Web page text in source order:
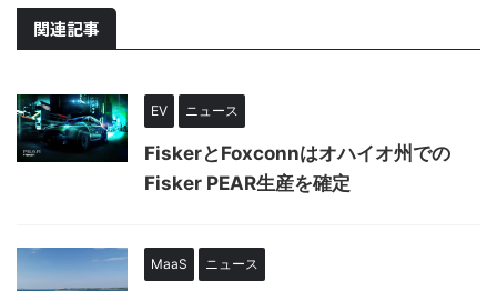
関連記事
EV ニュース
FiskerとFoxconnはオハイオ州での
Fisker PEAR生産を確定
MaaS ニュース